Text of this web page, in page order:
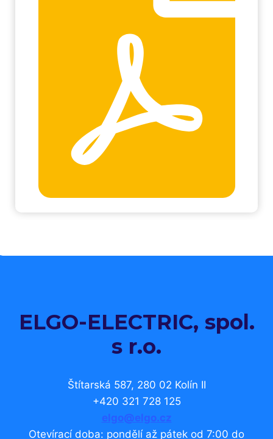
ELGO-ELECTRIC, spol.
s r.o.
Štítarská 587, 280 02 Kolín II
+420 321 728 125
elgo@elgo.cz
Otevírací doba: pondělí až pátek od 7:00 do